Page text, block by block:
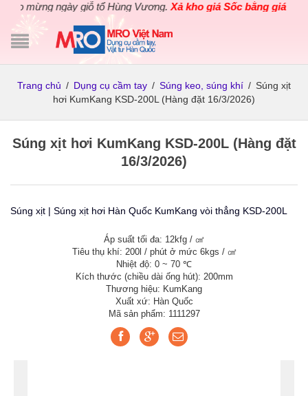
ngày giỗ tổ Hùng Vương.Xả kho giá Sốc bằng giá Gốccho
Trang chủ / Dụng cụ cầm tay / Súng keo, súng khí / Súng xịt
hơi KumKang KSD-200L (Hàng đặt 16/3/2026)
Súng xịt hơi KumKang KSD-200L (Hàng đặt
16/3/2026)
Súng xịt | Súng xịt hơi Hàn Quốc KumKang vòi thẳng KSD-200L
Áp suất tối đa: 12kfg / ㎠
Tiêu thụ khí: 200l / phút ở mức 6kgs / ㎠
Nhiệt độ: 0 ~ 70 ℃
Kích thước (chiều dài ống hút): 200mm
Thương hiệu: KumKang
Xuất xứ: Hàn Quốc
Mã sản phẩm: 1111297